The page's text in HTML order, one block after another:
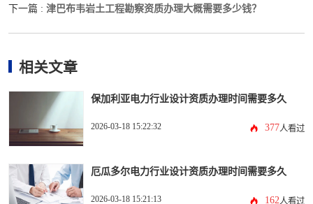
下一篇 : 津巴布韦岩土工程勘察资质办理大概需要多少钱？
相关文章
保加利亚电力行业设计资质办理时间需要多久
2026-03-18 15:22:32 377人看过
厄瓜多尔电力行业设计资质办理时间需要多久
2026-03-18 15:21:13 162人看过